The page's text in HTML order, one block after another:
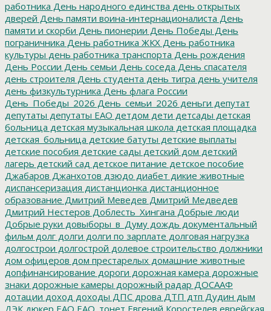
работника День народного единства день открытых
дверей День памяти воина-интернационалиста День
памяти и скорби День пионерии День Победы День
пограничника День работника ЖКХ День работника
культуры день работника транспорта День рождения
День России День семьи День соседа День спасателя
день строителя День студента день тигра день учителя
день физкультурника День флага России
День_Победы_2026 День_семьи_2026 деньги депутат
депутаты депутаты ЕАО детдом дети детсады детская
больница детская музыкальная школа детская площадка
детская_больница детские батуты детские выплаты
детские пособия детские сады детский дом детский
лагерь детский сад детское питание детское пособие
Джабаров Джанхотов дзюдо диабет дикие животные
диспансеризация дистанционка дистанционное
образование Дмитрий Меведев Дмитрий Медведев
Дмитрий Нестеров Доблесть_Хингана Добрые люди
Добрые руки довыборы_в_Думу дождь документальный
фильм долг долги долги по зарплате долговая нагрузка
долгострои долгострой долевое строительство должники
дом офицеров дом престарелых домашние животные
допфинансирование дороги дорожная камера дорожные
знаки дорожные камеры дорожный радар ДОСААФ
дотации доход доходы ДПС дрова ДТП дтп Дудин дым
ДЭК дюкер ЕАО ЕАО_тонет Евгений Коростелев еврейская